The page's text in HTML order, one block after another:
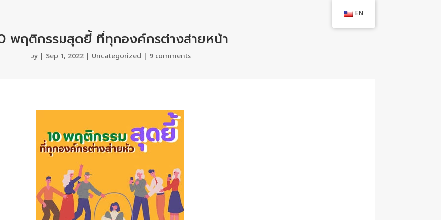
พฤติกรรมสุดยี้ ที่ทุกองค์กรต่างส่ายหน้า
by | Sep 1, 2022| Uncategorized | 9 comments
EN